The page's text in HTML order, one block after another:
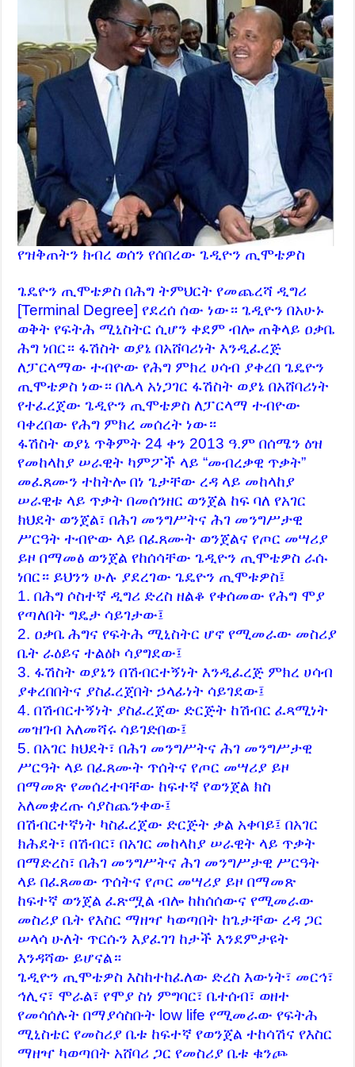
የዝቅጠትን ክብረ ወሰን የሰበረው ጌዲዮን ጢሞቴዎስ
ጌዴዮን ጢሞቴዎስ በሕግ ትምህርት የመጨረሻ ዲግሪ
[Terminal Degree] የደረሰ ሰው ነው። ጌዲዮን በአሁኑ
ወቅት የፍትሕ ሚኒስትር ሲሆን ቀደም ብሎ ጠቅላይ ዐቃቤ
ሕግ ነበር። ፋሽስት ወያኔ በአሸባሪነት እንዲፈረጅ
ለፓርላማው ተብዮው የሕግ ምክረ ሀሳብ ያቀረበ ጌዴዮን
ጢሞቴዎስ ነው። በሌላ አነጋገር ፋሽስት ወያኔ በአሸባሪነት
የተፈረጀው ጌዲዮን ጢሞቴዎስ ለፓርላማ ተብዮው
ባቀረበው የሕግ ምክረ መሰረት ነው።
ፋሽስት ወያኔ ጥቅምት 24 ቀን 2013 ዓ.ም በሰሜን ዕዝ
የመከላከያ ሠራዊት ካምፖች ላይ “መብረቃዊ ጥቃት”
መፈጸሙን ተከትሎ በነ ጌታቸው ረዳ ላይ መከላከያ
ሠራዊቱ ላይ ጥቃት በመሰንዘር ወንጀል ከፍ ባለ የአገር
ክህደት ወንጀል፣ በሕገ መንግሥትና ሕገ መንግሥታዊ
ሥርዓት ተብዮው ላይ በፈጸሙት ወንጀልና የጦር መሣሪያ
ይዞ በማመፅ ወንጀል የከሰሳቸው ጌዲዮን ጢሞቴዎስ ራሱ
ነበር። ይህንን ሁሉ ያደረገው ጌዴዮን ጢሞቱዎስ፤
1. በሕግ ሶስተኛ ዲግሪ ድረስ ዘልቆ የቀሰመው የሕግ ሞያ
የጣለበት ግዴታ ሳይገታው፤
2. ዐቃቤ ሕግና የፍትሕ ሚኒስትር ሆኖ የሚመራው መስሪያ
ቤት ራዕይና ተልዕኮ ሳያግደው፤
3. ፋሽስት ወያኔን በሽብርተኝነት እንዲፈረጅ ምክረ ሀሳብ
ያቀረበበትና ያስፈረጀበት ኃላፊነት ሳይገደው፤
4. በሽብርተኝነት ያስፈረጀው ድርጅት ከሽብር ፈጻሚነት
መዝገብ አለመሻሩ ሳይገድበው፤
5. በአገር ክህደት፣ በሕገ መንግሥትና ሕገ መንግሥታዊ
ሥርዓት ላይ በፈጸሙት ጥሰትና የጦር መሣሪያ ይዞ
በማመጽ የመሰረተባቸው ከፍተኛ የወንጀል ክስ
አለመቋረጡ ሳያስጨንቀው፤
በሽብርተኛነት ካስፈረጀው ድርጅት ቃል አቀባይ፤ በአገር
ክሕደት፣ በሽብር፣ በአገር መከላከያ ሠራዊት ላይ ጥቃት
በማድረስ፣ በሕገ መንግሥትና ሕገ መንግሥታዊ ሥርዓት
ላይ በፈጸመው ጥሰትና የጦር መሣሪያ ይዞ በማመጽ
ከፍተኛ ወንጀል ፈጽሟል ብሎ ከከሰሰውና የሚመራው
መስሪያ ቤት የእስር ማዘዣ ካወጣበት ከጌታቸው ረዳ ጋር
ሠላሳ ሁለት ጥርሱን እያፈገገ ከታች እንደምታዩት
እንዳሻው ይሆናል።
ጌዲዮን ጢሞቴዎስ እስከተከፈለው ድረስ እውነት፣ መርኅ፣
ኅሊና፣ ሞራል፣ የሞያ ስነ ምግባር፣ ቤተሰብ፣ ወዘተ
የመሳሰሉት በማያሳስቡት low life የሚመራው የፍትሕ
ሚኒስቴር የመስሪያ ቤቱ ከፍተኛ የወንጀል ተከሳሽና የእስር
ማዘዣ ካወጣበት አሸባሪ ጋር የመስሪያ ቤቱ ቁንጮ